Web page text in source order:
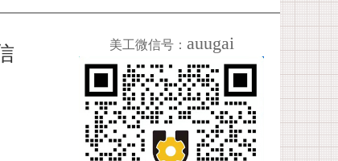
美工微信号： auugai